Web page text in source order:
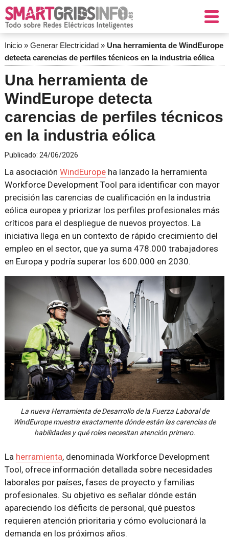
Inicio» Generar Electricidad» Una herramienta de WindEurope
detecta carencias de perfiles técnicos en la industria eólica
Una herramienta de
WindEurope detecta
carencias de perfiles técnicos
en la industria eólica
Publicado: 24/06/2026
La asociación WindEuropeha lanzado la herramienta
Workforce Development Tool para identificar con mayor
precisión las carencias de cualificación en la industria
eólica europea y priorizar los perfiles profesionales más
críticos para el despliegue de nuevos proyectos. La
iniciativa llega en un contexto de rápido crecimiento del
empleo en el sector, que ya suma 478.000 trabajadores
en Europa y podría superar los 600.000 en 2030.
La nueva Herramienta de Desarrollo de la Fuerza Laboral de
WindEurope muestra exactamente dónde están las carencias de
habilidades y qué roles necesitan atención primero.
La herramienta, denominada Workforce Development
Tool, ofrece información detallada sobre necesidades
laborales por países, fases de proyecto y familias
profesionales. Su objetivo es señalar dónde están
apareciendo los déficits de personal, qué puestos
requieren atención prioritaria y cómo evolucionará la
demanda en los próximos años.